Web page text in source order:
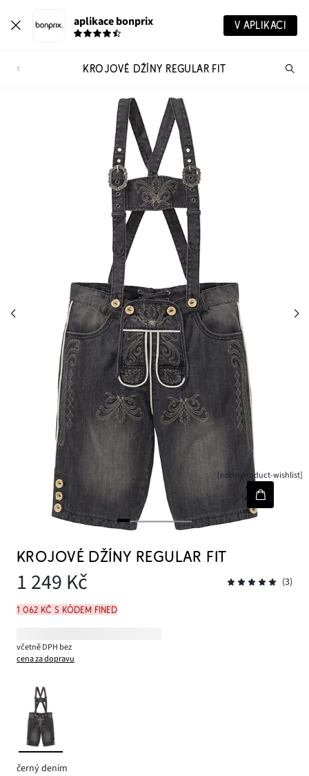
aplikace bonprix V APLIKACI
KROJOVÉ DŽÍNY REGULAR FIT
[node-product-wishlist]
KROJOVÉ DŽÍNY REGULAR FIT
1 249 Kč (3)
1 062 Kč s kódem FINED
včetně DPH bez
cena za dopravu
černý denim